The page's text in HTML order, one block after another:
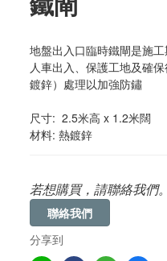
地盤出入口臨時鐵閘是施
人車出入、保護工地及確
鍍鋅）處理以加強防鏽
尺寸:  2.5米高 x 1.2米闊
材料: 熱鍍鋅
若想購買，請聯絡我們。
聯絡我們
分享到